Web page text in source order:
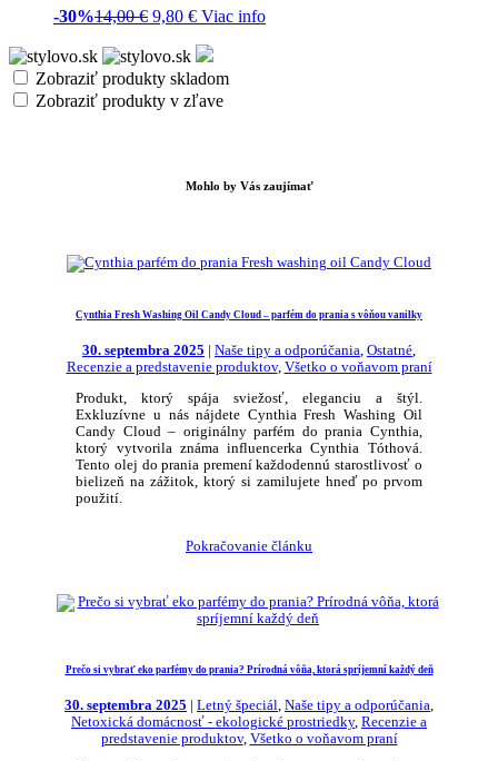
-30%14,00€ 9,80 € Viac info
Zobraziť produkty skladom
Zobraziť produkty v zľave
Mohlo by Vás zaujímať
Cynthia Fresh Washing Oil Candy Cloud – parfém do prania s vôňou vanilky
30. septembra 2025 Naše tipy a odporúčania, Ostatné,
Recenzie a predstavenie produktov, Všetko o voňavom praní
Produkt, ktorý spája sviežosť, eleganciu a štýl.
Exkluzívne u nás nájdete Cynthia Fresh Washing Oil
Candy Cloud – originálny parfém do prania Cynthia,
ktorý vytvorila známa influencerka Cynthia Tóthová.
Tento olej do prania premení každodennú starostlivosť o
bielizeň na zážitok, ktorý si zamilujete hneď po prvom
použití.
Pokračovanie článku
Prečo si vybrať eko parfémy do prania? Prírodná vôňa, ktorá spríjemní každý deň
30. septembra 2025 Letný špeciál, Naše tipy a odporúčania,
Netoxická domácnosť - ekologické prostriedky, Recenzie a
predstavenie produktov, Všetko o voňavom praní